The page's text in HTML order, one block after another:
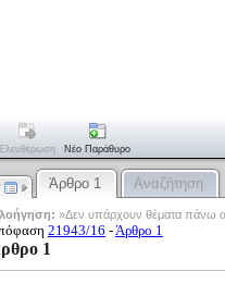
Ελευθέρωση Νέο Παράθυρο
Άρθρο 1 Αναζήτηση